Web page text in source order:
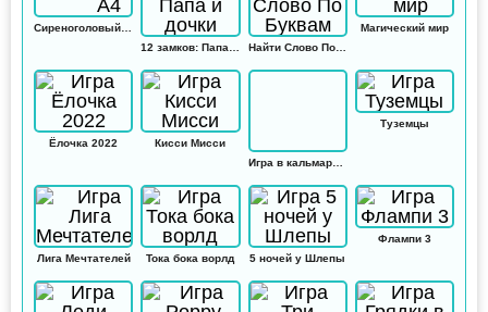
Найти Слово По Буквам
Магический мир
Ёлочка 2022
Кисси Мисси
Игра в кальмара: Амонг ас
Туземцы
Лига Мечтателей Тока бока ворлд 5 ночей у Шлепы
Флампи 3